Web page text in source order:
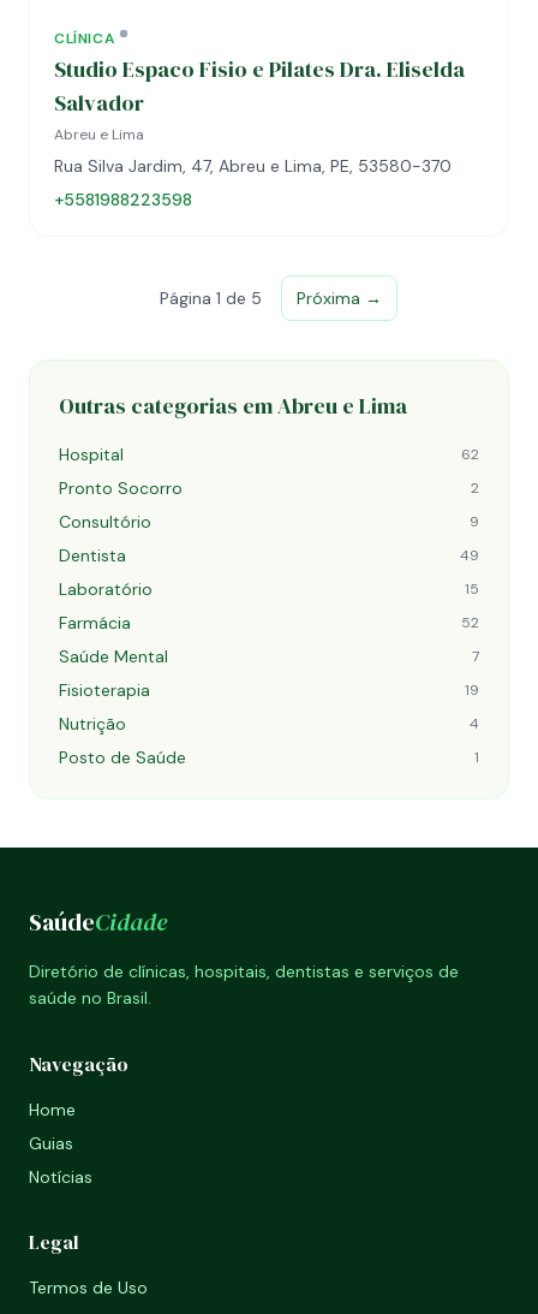
CLÍNICA
Studio Espaco Fisio e Pilates Dra. Eliselda
Salvador
Abreu e Lima
Rua Silva Jardim, 47, Abreu e Lima, PE, 53580-370
+5581988223598
Página 1 de 5 Próxima →
Outras categorias em Abreu e Lima
Hospital 62
Pronto Socorro 2
Consultório 9
Dentista 49
Laboratório 15
Farmácia 52
Saúde Mental 7
Fisioterapia 19
Nutrição 4
Posto de Saúde 1
SaúdeCidade
Diretório de clínicas, hospitais, dentistas e serviços de
saúde no Brasil.
Navegação
Home
Guias
Notícias
Legal
Termos de Uso